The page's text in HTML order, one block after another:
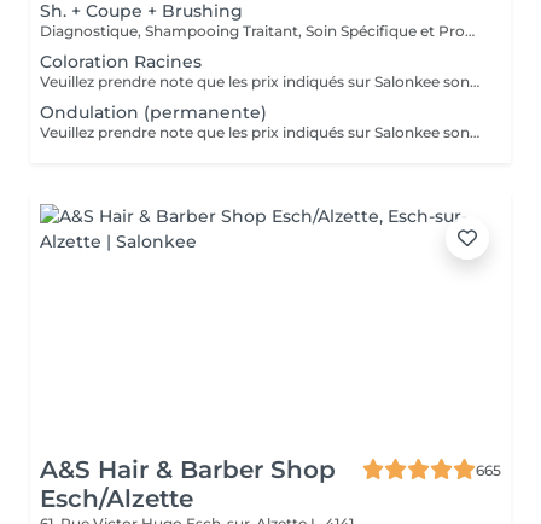
Sh. + Coupe + Brushing
Diagnostique, Shampooing Traitant, Soin Spécifique et Produits Coiffants inclus
Coloration Racines
Veuillez prendre note que les prix indiqués sur Salonkee sont communiqués à titre informatif et s'entendent de base. Ces derniers sont susceptibles de varier selon le diagnostic réalisé à votre arrivée au salon et l'expertise du professionnel à qui vous confiez votre beauté. Dans tous les cas, un devis précis vous sera proposé et toutes réalisations de prestations seront effectuées avec votre accord. Un grand merci d'avance pour votre compréhension. Au plaisir de vous recevoir très vite.
Ondulation (permanente)
Veuillez prendre note que les prix indiqués sur Salonkee sont communiqués à titre informatif et s'entendent de base. Ces derniers sont susceptibles de varier selon le diagnostic réalisé à votre arrivée au salon et l'expertise du professionnel à qui vous confiez votre beauté. Dans tous les cas, un devis précis vous sera proposé et toutes réalisations de prestations seront effectuées avec votre accord. Un grand merci d'avance pour votre compréhension. Au plaisir de vous recevoir très vite.
A&S Hair & Barber Shop
Esch/Alzette
665